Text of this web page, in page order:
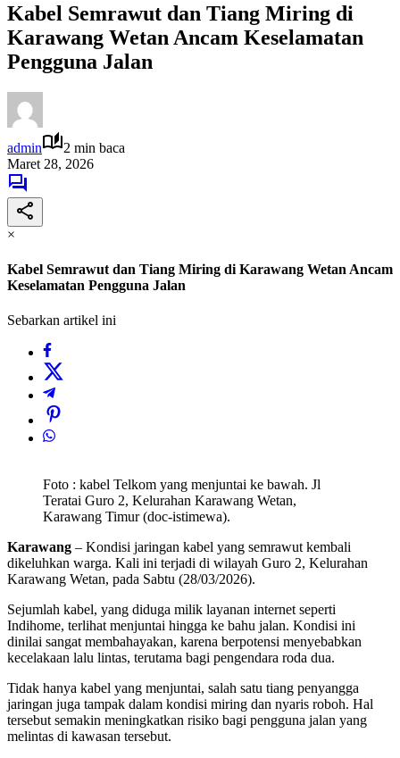
Kabel Semrawut dan Tiang Miring di
Karawang Wetan Ancam Keselamatan
Pengguna Jalan
admin
2 min baca
Maret 28, 2026
×
Kabel Semrawut dan Tiang Miring di Karawang Wetan Ancam
Keselamatan Pengguna Jalan
Sebarkan artikel ini
Foto : kabel Telkom yang menjuntai ke bawah. Jl
Teratai Guro 2, Kelurahan Karawang Wetan,
Karawang Timur (doc-istimewa).
Karawang – Kondisi jaringan kabel yang semrawut kembali
dikeluhkan warga. Kali ini terjadi di wilayah Guro 2, Kelurahan
Karawang Wetan, pada Sabtu (28/03/2026).
Sejumlah kabel, yang diduga milik layanan internet seperti
Indihome, terlihat menjuntai hingga ke bahu jalan. Kondisi ini
dinilai sangat membahayakan, karena berpotensi menyebabkan
kecelakaan lalu lintas, terutama bagi pengendara roda dua.
Tidak hanya kabel yang menjuntai, salah satu tiang penyangga
jaringan juga tampak dalam kondisi miring dan nyaris roboh. Hal
tersebut semakin meningkatkan risiko bagi pengguna jalan yang
melintas di kawasan tersebut.